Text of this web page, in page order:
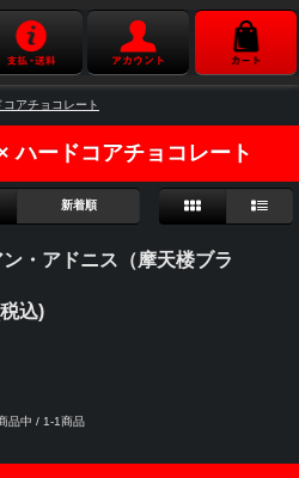
アチョコレート
ハードコアチョコレート
新着順
・アドニス（摩天楼ブラ
込)
品中 / 1-1商品